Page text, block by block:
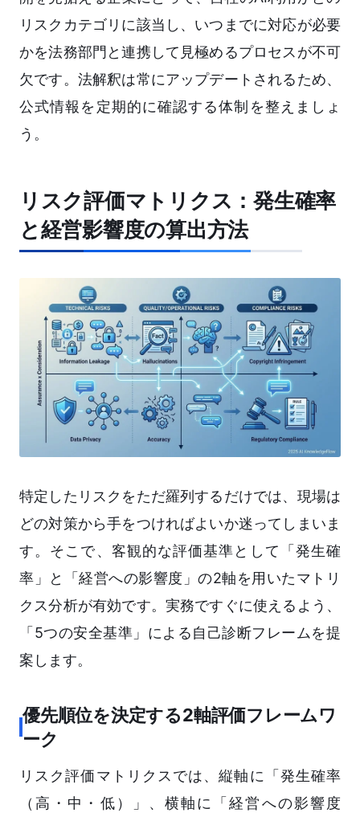
リスクカテゴリに該当し、いつまでに対応が必要
かを法務部門と連携して見極めるプロセスが不可
欠です。法解釈は常にアップデートされるため、
公式情報を定期的に確認する体制を整えましょ
う。
リスク評価マトリクス：発生確率
と経営影響度の算出方法
特定したリスクをただ羅列するだけでは、現場は
どの対策から手をつければよいか迷ってしまいま
す。そこで、客観的な評価基準として「発生確
率」と「経営への影響度」の2軸を用いたマトリ
クス分析が有効です。実務ですぐに使えるよう、
「5つの安全基準」による自己診断フレームを提
案します。
優先順位を決定する2軸評価フレームワ
ーク
リスク評価マトリクスでは、縦軸に「発生確率
（高・中・低）」、横軸に「経営への影響度